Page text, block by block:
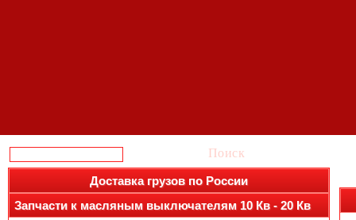
Поиск
Доставка грузов по России
Запчасти к масляным выключателям 10 Кв - 20 Кв